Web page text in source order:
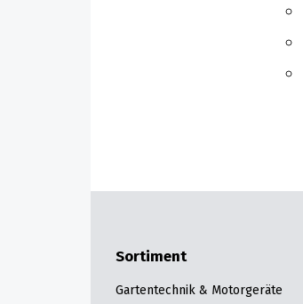
Sortiment
Gartentechnik & Motorgeräte